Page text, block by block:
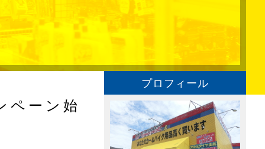
ーン始
プロフィール